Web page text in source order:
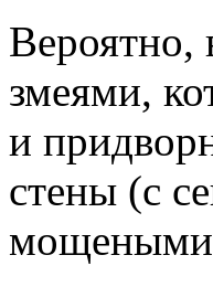
Вероятно,
змеями,
и
стены (с